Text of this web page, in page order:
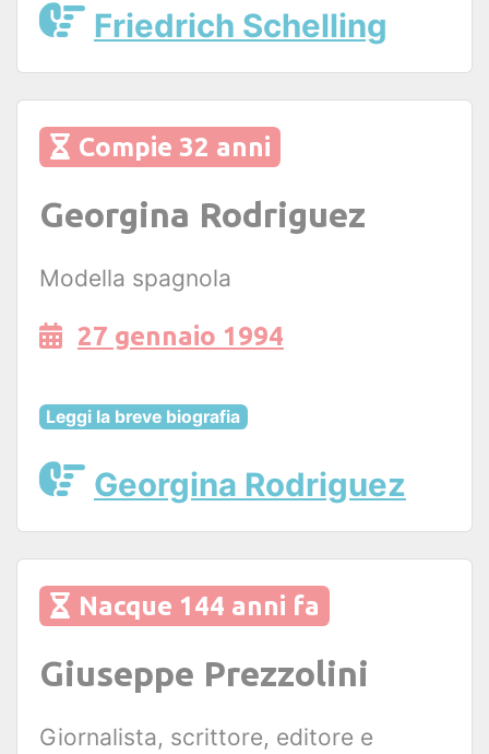
Friedrich Schelling
Compie 32 anni
Georgina Rodriguez
Modella spagnola
27 gennaio 1994
Leggi la breve biografia
Georgina Rodriguez
Nacque 144 anni fa
Giuseppe Prezzolini
Giornalista, scrittore, editore e